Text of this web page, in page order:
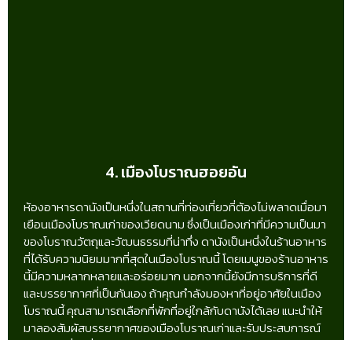
4. เมืองโบราณฮอยอัน
ห้องอาหารดานังเป็นหนึ่งในสถานที่ท่องเที่ยวที่ต้องไม่พลาดเมื่อมา
เยือนเมืองโบราณเก่าของเวียดนาม ซึ่งเป็นเมืองเก่าที่มีความเป็นมา
ของโบราณวัตถุและวัฒนธรรมที่น่าทึ่ง ดานังเป็นหนึ่งในร้านอาหาร
ที่ได้รับความนิยมมากที่สุดในเมืองโบราณนี้ โดยเมนูของร้านอาหาร
นี้มีความหลากหลายและอร่อยมาก นอกจากนี้ยังมีการบริการที่ดี
และบรรยากาศที่เป็นกันเอง ถ้าคุณกำลังมองหาที่อยู่อาศัยในเมือง
โบราณนี้ คุณสามารถเลือกที่พักที่อยู่ใกล้กับดานังได้เลย แนะนำให้
มาลองสัมผัสบรรยากาศของเมืองโบราณเก่าและรับประสบการณ์